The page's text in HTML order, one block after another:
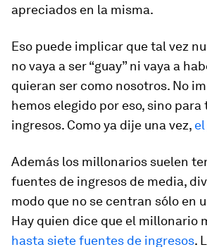
apreciados en la misma.
Eso puede implicar que tal vez
no vaya a ser “guay” ni vaya a
quieran ser como nosotros. No
hemos elegido por eso, sino para
ingresos. Como ya dije una vez,
Además los millonarios suelen
fuentes de ingresos de media,
modo que no se centran sólo en
Hay quien dice que el millonario
hasta siete fuentes de ingresos.